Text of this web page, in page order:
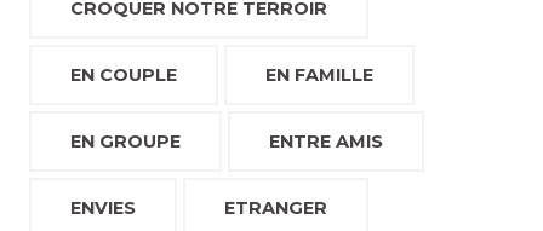
CROQUER NOTRE TERROIR
EN COUPLE EN FAMILLE
EN GROUPE ENTRE AMIS
ENVIES ETRANGER